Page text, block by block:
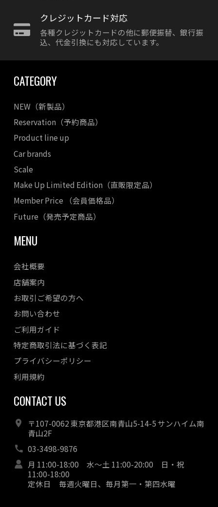
クレジットカード対応
各種クレジットカードの他に郵便振替、銀行振
込、代金引換にも対応しています。
CATEGORY
NEW（新製品）
Reservation（予約商品）
Product line up
Car brands
Scale
Make Up Limited Edition（直販限定品）
Member Price （会員価格品）
Future（発売予定商品）
MENU
会社概要
店舗案内
お取引ご希望の方へ
お問い合わせ
ご利用ガイド
特定商取引法に基づく表記
プライバシーポリシー
利用規約
CONTACT US
〒107-0062 東京都港区南青山5-14-5 サンハイム南
青山2F
03-3498-9876
月 11:00-18:00 水～土 11:00-20:00 日・祝
11:00-18:00
定休日 毎週火曜日、毎月第一・第四水曜